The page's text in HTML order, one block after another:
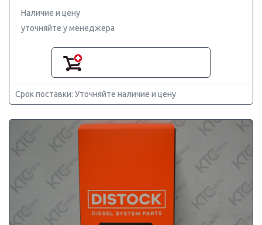
Наличие и цену
уточняйте у менеджера
Срок поставки: Уточняйте наличие и цену